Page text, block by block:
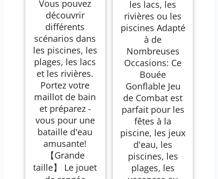
Vous pouvez
découvrir
différents
scénarios dans
les piscines, les
plages, les lacs
et les rivières.
Portez votre
maillot de bain
et préparez -
vous pour une
bataille d'eau
amusante!
【Grande
taille】 Le jouet
les lacs, les
rivières ou les
piscines Adapté
à de
Nombreuses
Occasions: Ce
Bouée
Gonflable Jeu
de Combat est
parfait pour les
fêtes à la
piscine, les jeux
d'eau, les
piscines, les
plages, les